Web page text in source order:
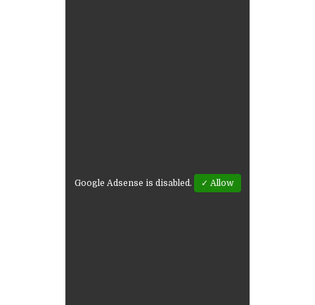
Google Adsense is disabled. ✓ Allow